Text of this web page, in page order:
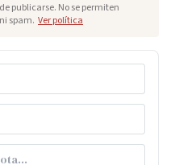
publicarse. No se permiten
spam. Ver política